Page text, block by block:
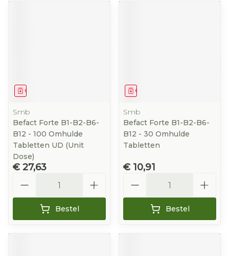
Geneesmiddel
Smb
Befact Forte B1-B2-B6-
B12 - 100 Omhulde
Tabletten UD (Unit
Dose)
€ 27,63
Bestel
Geneesmiddel
Smb
Befact Forte B1-B2-B6-
B12 - 30 Omhulde
Tabletten
€ 10,91
Bestel